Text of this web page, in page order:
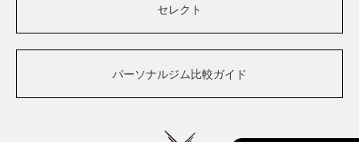
セレクト
パーソナルジム比較ガイド